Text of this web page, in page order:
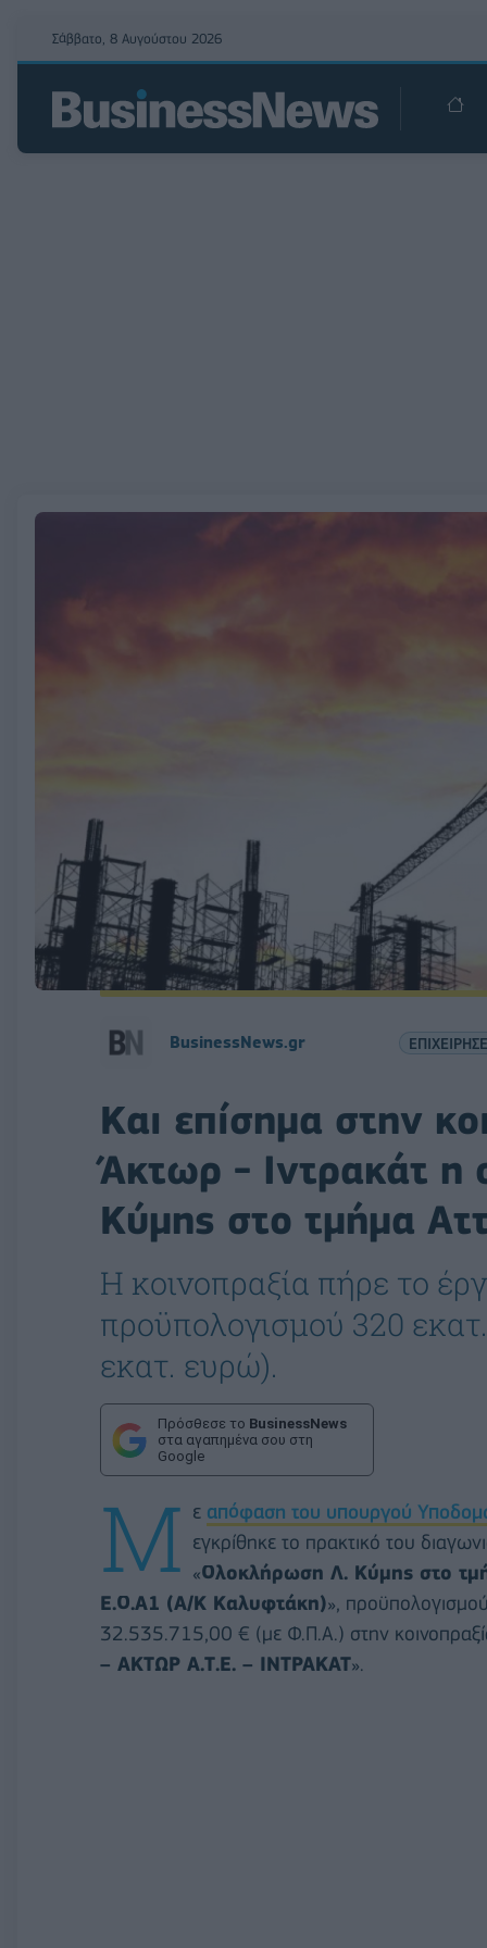
Σάββατο, 8 Αυγούστου 2026
BusinessNews.gr
Και επίσημα στην
Άκτωρ - Ιντρακάτ η
Κύμης στο τμήμα
Η κοινοπραξία πήρε το
προϋπολογισμού 320
εκατ. ευρώ).
Πρόσθεσε το BusinessNews
στα αγαπημένα σου στη
Google
Μ ε απόφαση του υπουργού
εγκρίθηκε το πρακτικό του
«Ολοκλήρωση Λ. Κύμης στο
Ε.Ο.Α1 (Α/Κ Καλυφτάκη)»,
32.535.715,00 € (με Φ.Π.Α.) στην
– ΑΚΤΩΡ Α.Τ.Ε. – ΙΝΤΡΑΚΑΤ».